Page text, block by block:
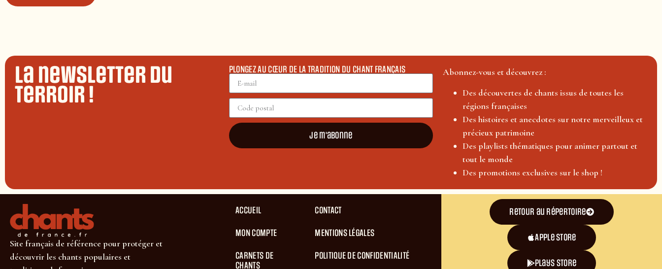
La newsletter du
terroir !
PLONGEZ AU CŒUR DE LA TRADITION DU CHANT FRANÇAIS
Je m'abonne
Abonnez-vous et découvrez :
Des découvertes de chants issus de toutes les
régions françaises
Des histoires et anecdotes sur notre merveilleux et
précieux patrimoine
Des playlists thématiques pour animer partout et
tout le monde
Des promotions exclusives sur le shop !
Site français de référence pour protéger et
découvrir les chants populaires et
ACCUEIL
MON COMPTE
CARNETS DE
CHANTS
CONTACT
MENTIONS LÉGALES
POLITIQUE DE CONFIDENTIALITÉ
Retour au répertoire
Apple Store
plays store